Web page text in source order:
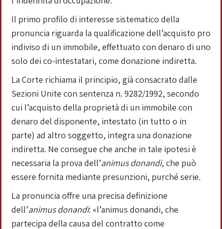
Il primo profilo di interesse sistematico della
pronuncia riguarda la qualificazione dell’acquisto pro
indiviso di un immobile, effettuato con denaro di uno
solo dei co-intestatari, come donazione indiretta.
La Corte richiama il principio, già consacrato dalle
Sezioni Unite con sentenza n. 9282/1992, secondo
cui l’acquisto della proprietà di un immobile con
denaro del disponente, intestato (in tutto o in
parte) ad altro soggetto, integra una donazione
indiretta. Ne consegue che anche in tale ipotesi è
necessaria la prova dell’animus donandi, che può
essere fornita mediante presunzioni, purché serie.
La pronuncia offre una precisa definizione
dell’animus donandi: «l’animus donandi, che
partecipa della causa del contratto come